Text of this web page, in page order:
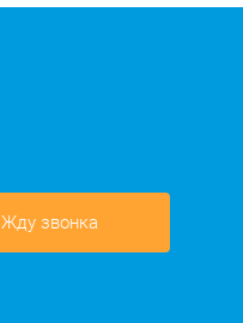
Жду звонка